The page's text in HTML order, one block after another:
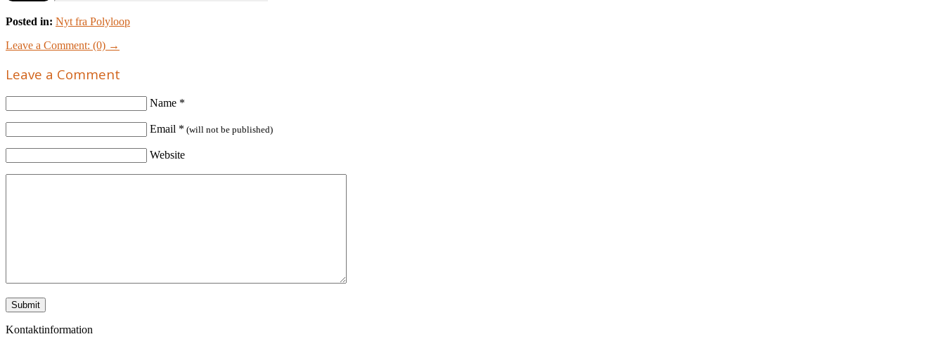
Posted in: Nyt fra Polyloop
Leave a Comment: (0) →
Leave a Comment
Name *
Email * (will not be published)
Website
Kontaktinformation